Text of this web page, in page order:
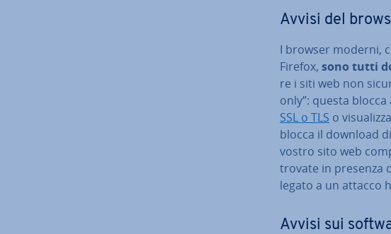
Avvisi del
I browser moderni,
Firefox, sono tutti
re i siti web non
only”: questa
SSL o TLS o
blocca il download
vostro sito web
trovate in presenza
legato a un attacco
Avvisi sui